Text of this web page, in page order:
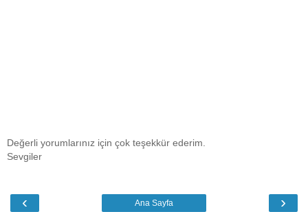
Değerli yorumlarınız için çok teşekkür ederim.
Sevgiler
‹ ›
Ana Sayfa